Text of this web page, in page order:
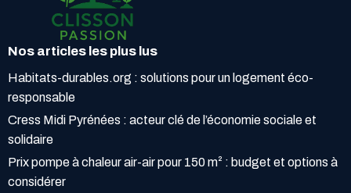
Nos articles les plus lus
Habitats-durables.org : solutions pour un logement éco-
responsable
Cress Midi Pyrénées : acteur clé de l’économie sociale et
solidaire
Prix pompe à chaleur air-air pour 150 m² : budget et options à
considérer